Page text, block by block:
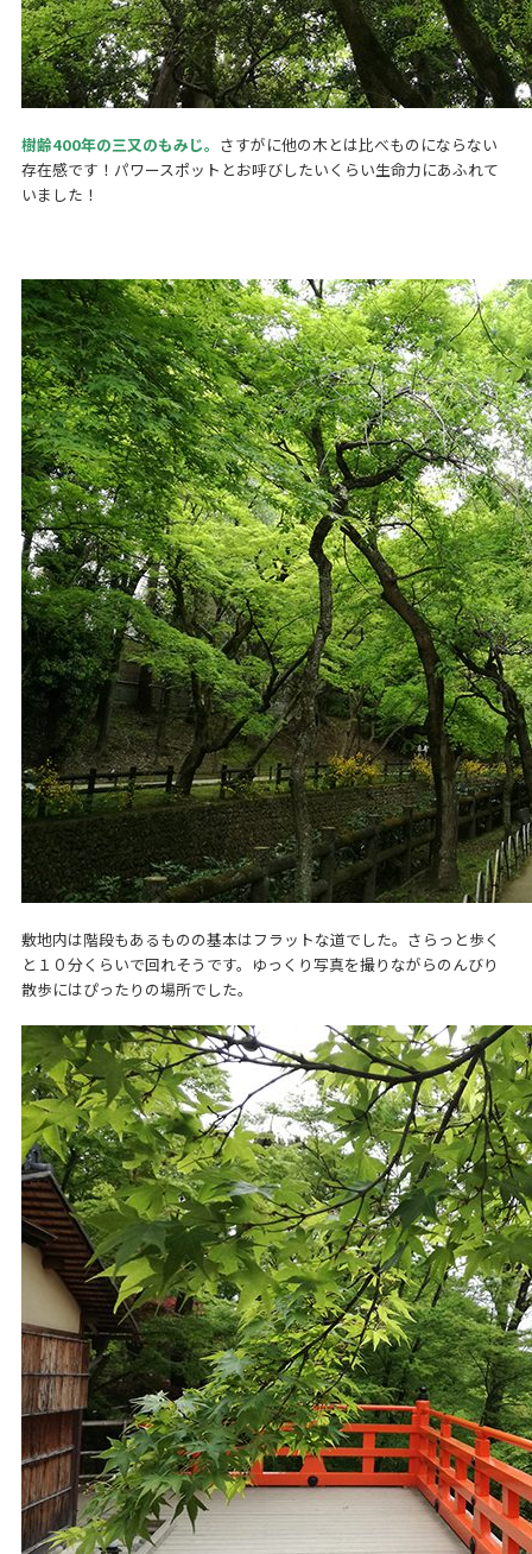
樹齢400年の三又のもみじ。 さすがに他の木とは比べものにならない
存在感です！パワースポットとお呼びしたいくらい生命力にあふれて
いました！
敷地内は階段もあるものの基本はフラットな道でした。さらっと歩く
と１０分くらいで回れそうです。ゆっくり写真を撮りながらのんびり
散歩にはぴったりの場所でした。